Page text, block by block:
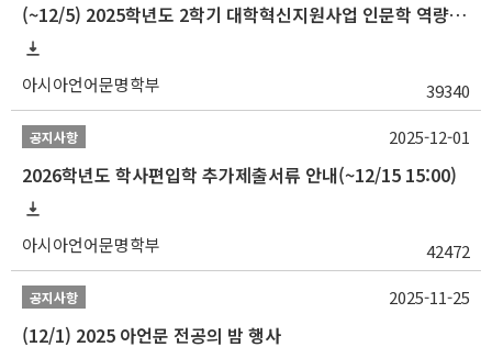
(~12/5) 2025학년도 2학기 대학혁신지원사업 인문학 역량강화 국제학술대회 참가 경비 지원 안내(2차)
아시아언어문명학부 39340
공지사항
2026학년도 학사편입학 추가제출서류 안내(~12/15 15:00)
아시아언어문명학부 42472
2025-12-01
공지사항
(12/1) 2025 아언문 전공의 밤 행사
2025-11-25